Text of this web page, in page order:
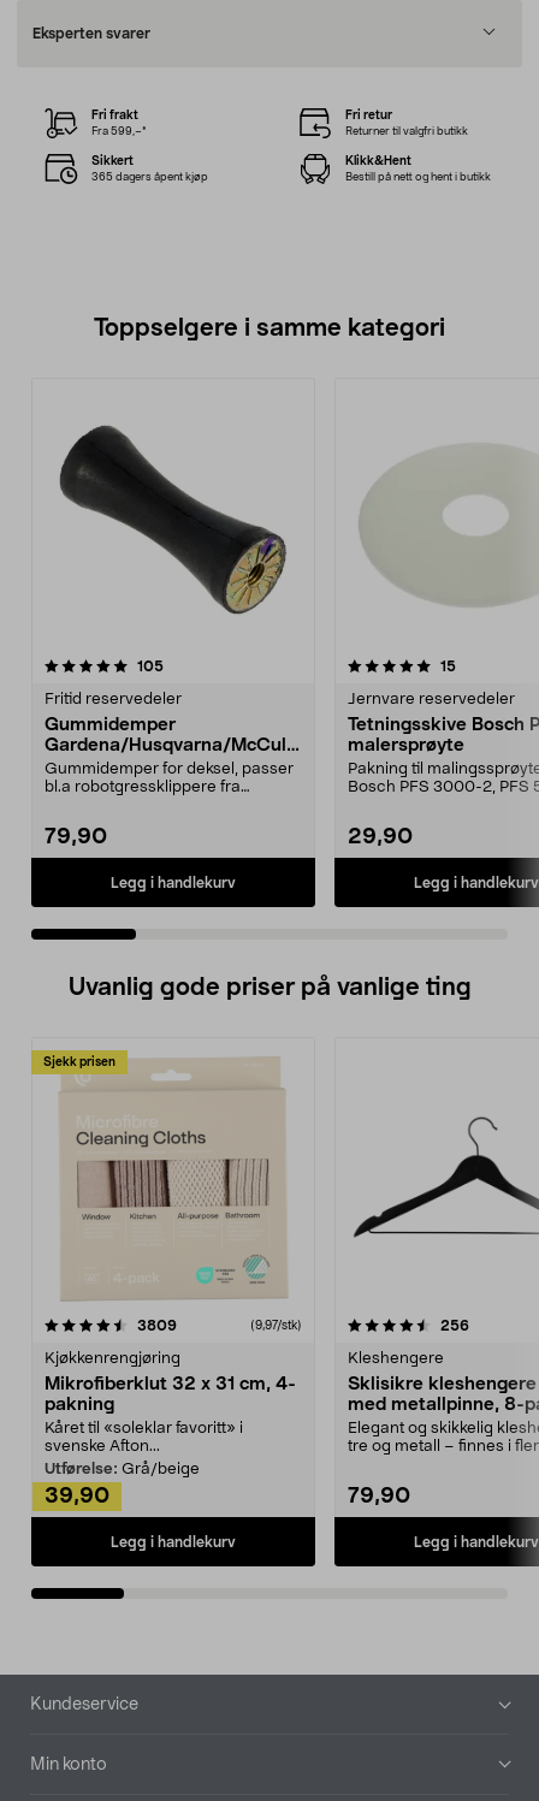
Eksperten svarer
Fri frakt
Fra 599,–*
Fri retur
Returner til valgfri butikk
Sikkert
365 dagers åpent kjøp
Klikk&Hent
Bestill på nett og hent i butikk
Toppselgere i samme kategori
105anmeldelser
Fritid reservedeler
Gummidemper
Gardena/Husqvarna/McCullo
ch/Flymo
Gummidemper for deksel, passer
bl.a robotgressklippere fra
79,90
Legg i handlekurv
5.0 av 5 stjerner 15anmeldelser
Jernvare reservedeler
Tetningsskive Bosch
malersprøyte
Pakning til
Bosch PFS 3000-2, PFS
29,90
Legg i handlekurv
4.5 av 5 stjerner
Uvanlig gode priser på vanlige ting
Sjekk prisen
3809anmeldelser(9,97/stk)
Kjøkkenrengjøring
Mikrofiberklut 32 x 31 cm, 4-
pakning
Kåret til «soleklar favoritt» i
svenske Afton...
Utførelse: Grå/beige
39,90
Legg i handlekurv
4.5av 5 stjerner 256
Kleshengere
Sklisikre
med metallpinne, 8-
Elegant og skikkelig
tre og metall – finnes i
79,90
Legg i handlekurv
4.5av 5 stjerner
Bunntekst
Kundeservice
Min konto